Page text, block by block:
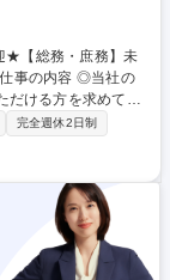
だける方を求めてい
理■ファイリングや
事務所、インテリ
々増加しています。
良い就業環境で
歓
内定★/月残業10H程
完全週休2日制